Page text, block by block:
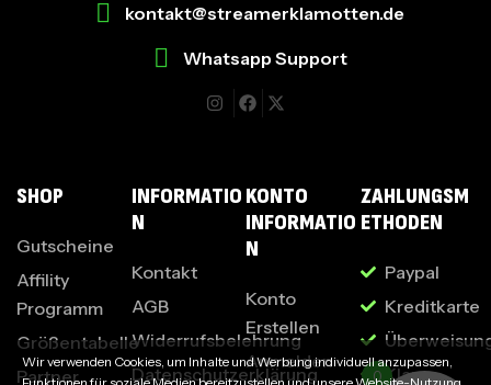
kontakt@streamerklamotten.de
Whatsapp Support
SHOP
Gutscheine
Affility
Programm
Größentabelle
Partner
INFORMATIO
N
Kontakt
AGB
Widerrufsbelehrung
Datenschutzerklärung
KONTO
INFORMATIO
N
Konto
Erstellen
Anmelden
ZAHLUNGSM
ETHODEN
Paypal
Kreditkarte
Klarna
Wir verwenden Cookies, um Inhalte und Werbung individuell anzupassen,
0